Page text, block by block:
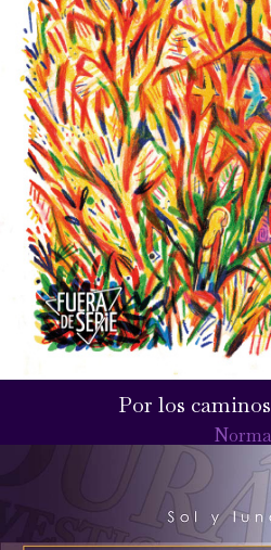
Por los
Norma